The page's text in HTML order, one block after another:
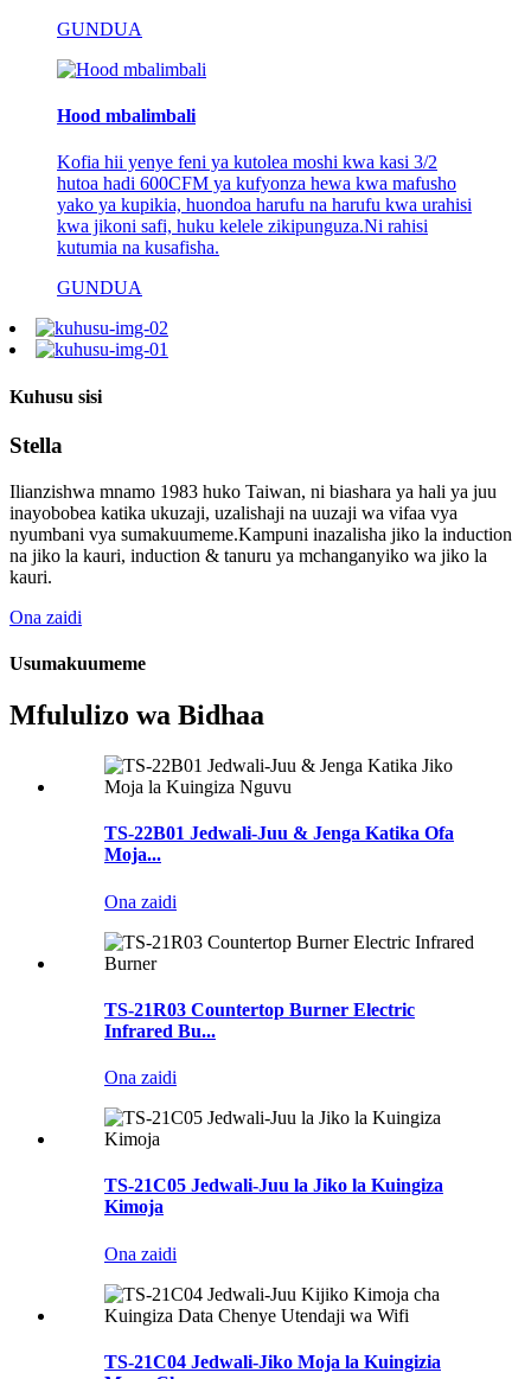
GUNDUA
Hood mbalimbali
Kofia hii yenye feni ya kutolea moshi kwa kasi 3/2
hutoa hadi 600CFM ya kufyonza hewa kwa mafusho
yako ya kupikia, huondoa harufu na harufu kwa urahisi
kwa jikoni safi, huku kelele zikipunguza.Ni rahisi
kutumia na kusafisha.
GUNDUA
Kuhusu sisi
Stella
Ilianzishwa mnamo 1983 huko Taiwan, ni biashara ya hali ya juu
inayobobea katika ukuzaji, uzalishaji na uuzaji wa vifaa vya
nyumbani vya sumakuumeme.Kampuni inazalisha jiko la induction
na jiko la kauri, induction & tanuru ya mchanganyiko wa jiko la
kauri.
Ona zaidi
Usumakuumeme
Mfululizo wa Bidhaa
TS-22B01 Jedwali-Juu & Jenga Katika Ofa
Moja...
Ona zaidi
TS-21R03 Countertop Burner Electric
Infrared Bu...
Ona zaidi
TS-21C05 Jedwali-Juu la Jiko la Kuingiza
Kimoja
Ona zaidi
TS-21C04 Jedwali-Jiko Moja la Kuingizia